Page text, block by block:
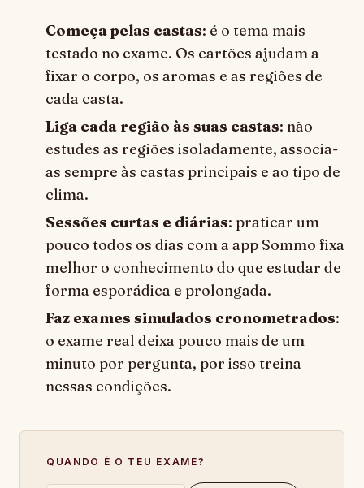
Começa pelas castas: é o tema mais
testado no exame. Os cartões ajudam a
fixar o corpo, os aromas e as regiões de
cada casta.
Liga cada região às suas castas: não
estudes as regiões isoladamente, associa-
as sempre às castas principais e ao tipo de
clima.
Sessões curtas e diárias: praticar um
pouco todos os dias com a app Sommo fixa
melhor o conhecimento do que estudar de
forma esporádica e prolongada.
Faz exames simulados cronometrados:
o exame real deixa pouco mais de um
minuto por pergunta, por isso treina
nessas condições.
QUANDO É O TEU EXAME?